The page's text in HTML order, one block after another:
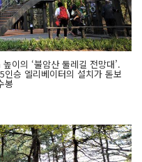
이의 ‘불암산 둘레길 전망대’.
승 엘리베이터의 설치가 돋보
봉